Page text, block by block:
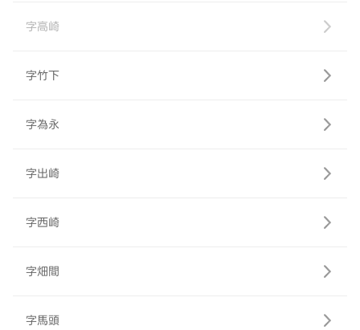
字高崎
字竹下
字為永
字出崎
字西崎
字畑間
字馬頭